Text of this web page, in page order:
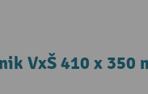
VxŠ 410 x 350